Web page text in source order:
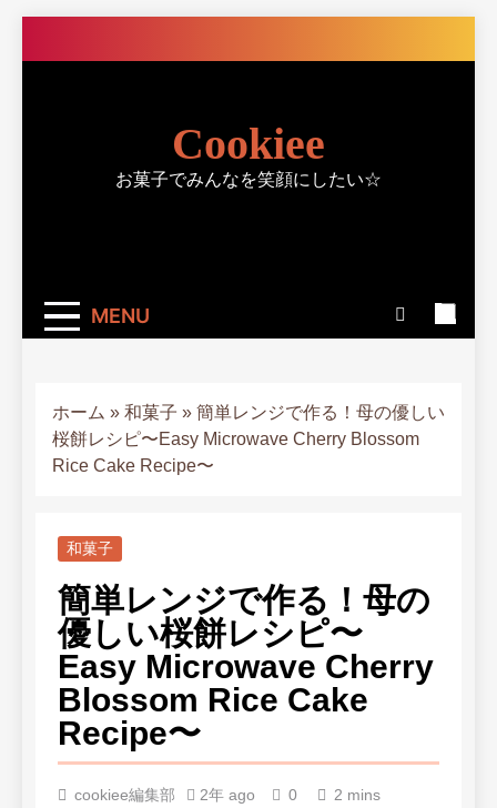
Cookiee
お菓子でみんなを笑顔にしたい☆
MENU
ホーム » 和菓子 » 簡単レンジで作る！母の優しい
桜餅レシピ〜Easy Microwave Cherry Blossom
Rice Cake Recipe〜
和菓子
簡単レンジで作る！母の
優しい桜餅レシピ〜
Easy Microwave Cherry
Blossom Rice Cake
Recipe〜
cookiee編集部 2年 ago 0 2 mins